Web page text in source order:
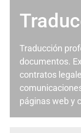
Traducción
documentos.
contratos
páginas web y